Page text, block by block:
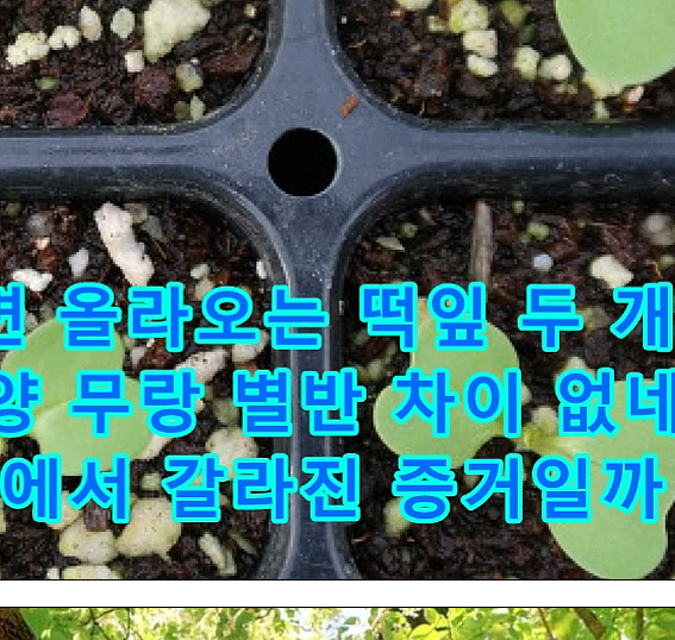
2022.09.07
산이 좋아-옥창열 작사 송택동 작곡
한빈 노래
이금로
조회수 136 회 |
2022.09.07
닻꽃이 된 그대에게-옥창열 작사 송
김한빈 노래
이금로
조회수 129 회 |
2022.09.07
나주/목포 탐방
이금로
조회수 145 회 |
2022.08.30
지구별이 위험하다!!!
이금로
조회수 108 회 |